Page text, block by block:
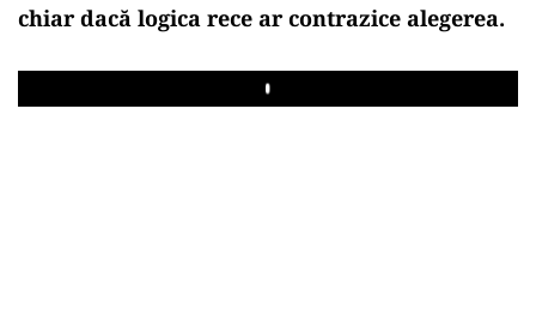
chiar dacă logica rece ar contrazice alegerea.
Play